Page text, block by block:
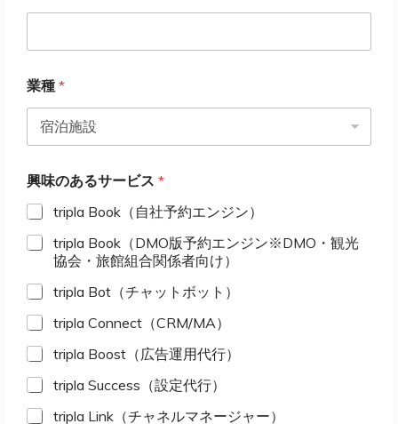
業種 *
人
情
報
*
名
興味のあるサービス *
tripla Book（自社予約エンジン）
tripla Book（DMO版予約エンジン※DMO・観光
協会・旅館組合関係者向け）
tripla Bot（チャットボット）
tripla Connect（CRM/MA）
tripla Boost（広告運用代行）
tripla Success（設定代行）
tripla Link（チャネルマネージャー）